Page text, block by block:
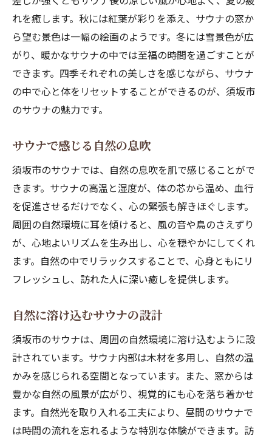
れを癒します。秋には紅葉が彩りを添え、サウナの窓か
ら望む景色は一幅の絵画のようです。冬には雪景色が広
がり、暖かなサウナの中では至福の時間を過ごすことが
できます。四季それぞれの美しさを感じながら、サウナ
の中で心と体をリセットすることができるのが、須坂市
のサウナの魅力です。
サウナで感じる自然の息吹
須坂市のサウナでは、自然の息吹を肌で感じることがで
きます。サウナの高温と湿度が、体の芯から温め、血行
を促進させるだけでなく、心の緊張も解きほぐします。
周囲の自然環境に耳を傾けると、風の音や鳥のさえずり
が、心地よいリズムを生み出し、心を穏やかにしてくれ
ます。自然の中でリラックスすることで、心身ともにリ
フレッシュし、訪れた人に深い癒しを提供します。
自然に溶け込むサウナの設計
須坂市のサウナは、周囲の自然環境に溶け込むように設
計されています。サウナ内部は木材を多用し、自然の温
かみを感じられる空間となっています。また、窓からは
豊かな自然の風景が広がり、視覚的にも心を落ち着かせ
ます。自然光を取り入れる工夫により、昼間のサウナで
は時間の流れを忘れるような特別な体験ができます。訪